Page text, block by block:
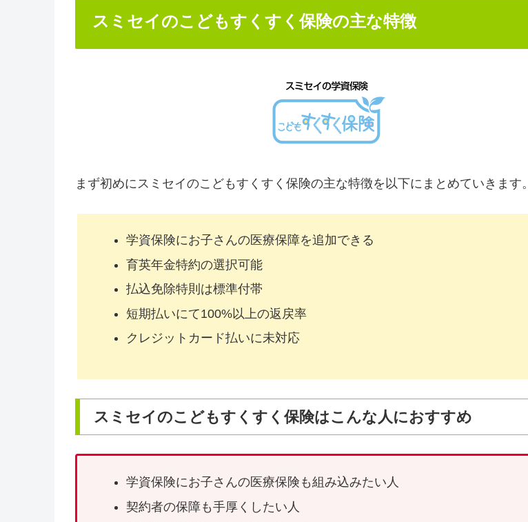
スミセイのこどもすくすく保険の主な特徴
まず初めにスミセイのこどもすくすく保険の主な特徴を以下にまとめていきます。
学資保険にお子さんの医療保障を追加できる
育英年金特約の選択可能
払込免除特則は標準付帯
短期払いにて100%以上の返戻率
クレジットカード払いに未対応
スミセイのこどもすくすく保険はこんな人におすすめ
学資保険にお子さんの医療保険も組み込みたい人
契約者の保障も手厚くしたい人